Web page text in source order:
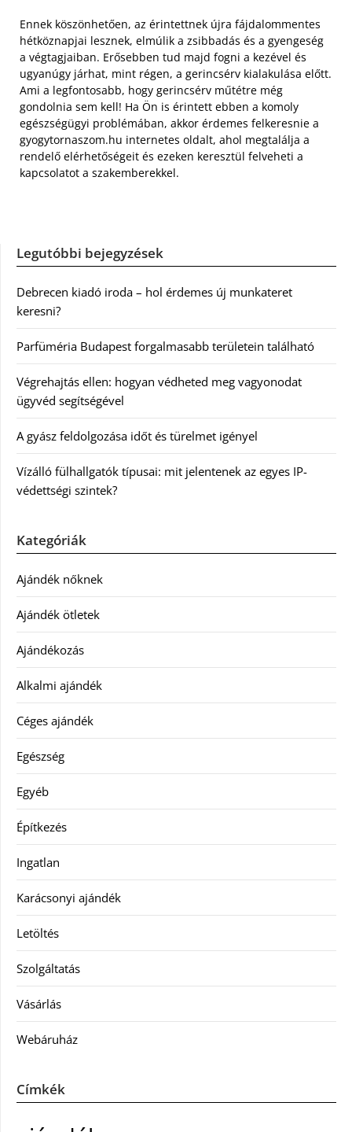
Ennek köszönhetően, az érintettnek újra fájdalommentes
hétköznapjai lesznek, elmúlik a zsibbadás és a gyengeség
a végtagjaiban. Erősebben tud majd fogni a kezével és
ugyanúgy járhat, mint régen, a gerincsérv kialakulása előtt.
Ami a legfontosabb, hogy gerincsérv műtétre még
gondolnia sem kell! Ha Ön is érintett ebben a komoly
egészségügyi problémában, akkor érdemes felkeresnie a
gyogytornaszom.hu internetes oldalt, ahol megtalálja a
rendelő elérhetőségeit és ezeken keresztül felveheti a
kapcsolatot a szakemberekkel.
Legutóbbi bejegyzések
Debrecen kiadó iroda – hol érdemes új munkateret
keresni?
Parfüméria Budapest forgalmasabb területein található
Végrehajtás ellen: hogyan védheted meg vagyonodat
ügyvéd segítségével
A gyász feldolgozása időt és türelmet igényel
Vízálló fülhallgatók típusai: mit jelentenek az egyes IP-
védettségi szintek?
Kategóriák
Ajándék nőknek
Ajándék ötletek
Ajándékozás
Alkalmi ajándék
Céges ajándék
Egészség
Egyéb
Építkezés
Ingatlan
Karácsonyi ajándék
Letöltés
Szolgáltatás
Vásárlás
Webáruház
Címkék